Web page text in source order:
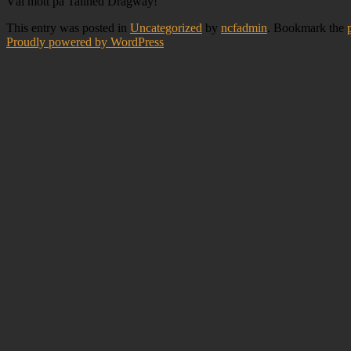
This entry was posted in Uncategorized by ncfadmin. Bookmark the
Proudly powered by WordPress